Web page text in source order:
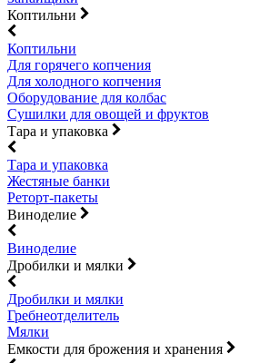
Коптильни
Коптильни
Для горячего копчения
Для холодного копчения
Оборудование для колбас
Сушилки для овощей и фруктов
Тара и упаковка
Тара и упаковка
Жестяные банки
Реторт-пакеты
Виноделие
Виноделие
Дробилки и мялки
Дробилки и мялки
Гребнеотделитель
Мялки
Емкости для брожения и хранения